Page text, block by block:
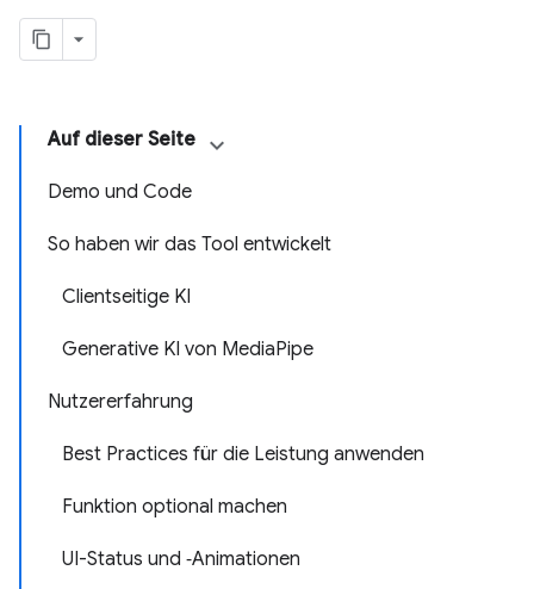
Auf dieser Seite
Demo und Code
So haben wir das Tool entwickelt
Clientseitige KI
Generative KI von MediaPipe
Nutzererfahrung
Best Practices für die Leistung anwenden
Funktion optional machen
UI-Status und ‑Animationen